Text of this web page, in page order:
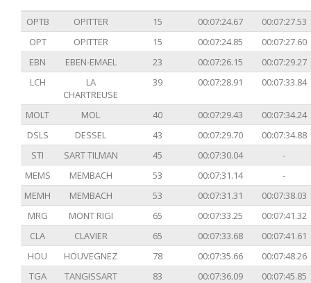
OPTB OPITTER 15 00:07:24.67
00:07:27.53
OPT
OPITTER 15 00:07:24.85
00:07:27.60
EBN
EBEN-EMAEL 23 00:07:26.15
00:07:29.27
LCH
LA
CHARTREUSE
39 00:07:28.91 00:07:33.84
MOLT MOL 40 00:07:29.43
00:07:34.24
DSLS
DESSEL 43 00:07:29.70
00:07:34.88
STI
SART TILMAN 45 00:07:30.04
-
MEMS
MEMBACH 53 00:07:31.14
-
MEMH
MEMBACH 53 00:07:31.31
00:07:38.03
MRG
MONT RIGI 65 00:07:33.25
00:07:41.32
CLA
CLAVIER 65 00:07:33.68
00:07:41.61
HOU
HOUVEGNEZ 78 00:07:35.66
00:07:48.26
TGA
TANGISSART 83 00:07:36.09
00:07:45.85